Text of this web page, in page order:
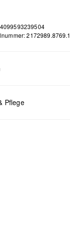
2172989.8769.1
Pflege